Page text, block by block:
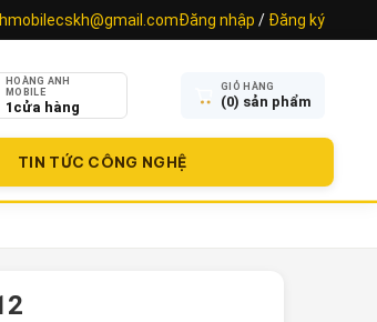
Đăng nhập / Đăng ký
HOÀNG ANH
MOBILE
1 cửa hàng
GIỎ HÀNG
(0) sản phẩm
TIN TỨC CÔNG NGHỆ